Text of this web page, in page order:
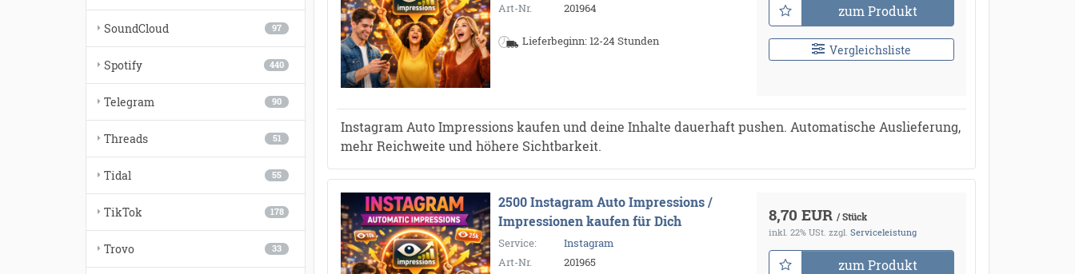
Art-Nr.
201964
Lieferbeginn: 12-24 Stunden
zum Produkt
Vergleichsliste
Instagram Auto Impressions kaufen und deine Inhalte dauerhaft pushen. Automatische Auslieferung,
mehr Reichweite und höhere Sichtbarkeit.
2500 Instagram Auto Impressions /
Impressionen kaufen für Dich
Service:
Instagram
Art-Nr.
201965
8,70 EUR / Stück
inkl. 22% USt. zzgl. Serviceleistung
zum Produkt
97
SoundCloud
440
Spotify
90
Telegram
51
Threads
55
Tidal
178
TikTok
33
Trovo